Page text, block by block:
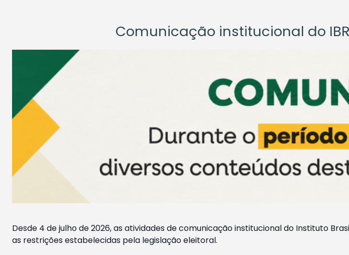
Comunicação institucional do
Desde 4 de julho de 2026, as atividades de comunicação institucional do Instituto
as restrições estabelecidas pela legislação eleitoral.